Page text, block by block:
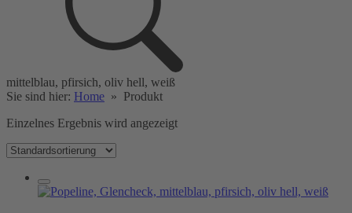
mittelblau, pfirsich, oliv hell, weiß
Sie sind hier: Home » Produkt
Einzelnes Ergebnis wird angezeigt